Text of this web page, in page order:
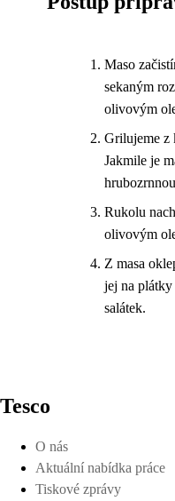
Maso
sekaným
olivovým
Grilujeme z
Jakmile je
Rukolu
olivovým
Z masa
jej na
salátek.
Tesco
O nás
Aktuální nabídka práce
Tiskové zprávy